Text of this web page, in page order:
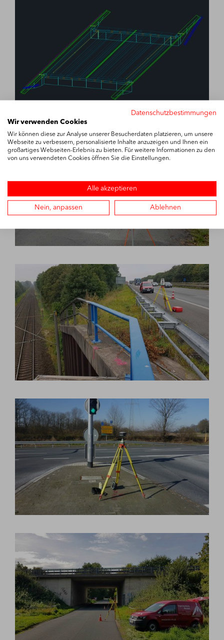
Datenschutzbestimmungen
Wir verwenden Cookies
Wir können diese zur Analyse unserer Besucherdaten platzieren, um unsere
Webseite zu verbessern, personalisierte Inhalte anzuzeigen und Ihnen ein
großartiges Webseiten-Erlebnis zu bieten. Für weitere Informationen zu den
von uns verwendeten Cookies öffnen Sie die Einstellungen.
Alle akzeptieren
Nein, anpassen Ablehnen